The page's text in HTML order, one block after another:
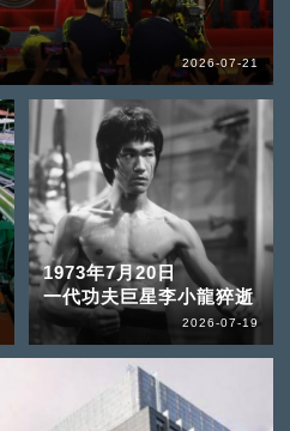
2026-07-21
1973年7月20日
一代功夫巨星李小龍猝逝
2026-07-19